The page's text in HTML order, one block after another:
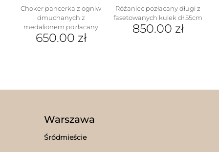
Choker pancerka z ogniw
dmuchanych z
medalionem pozłacany
650.00 zł
Różaniec pozłacany długi z
fasetowanych kulek dł 55cm
850.00 zł
Warszawa
Śródmieście